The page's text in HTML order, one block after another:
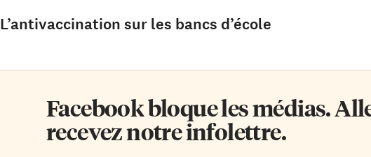
L’antivaccination sur les bancs d’école
Facebook bloque les médias.
recevez notre infolettre.